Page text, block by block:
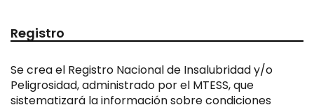
Registro
Se crea el Registro Nacional de Insalubridad y/o
Peligrosidad, administrado por el MTESS, que
sistematizará la información sobre condiciones